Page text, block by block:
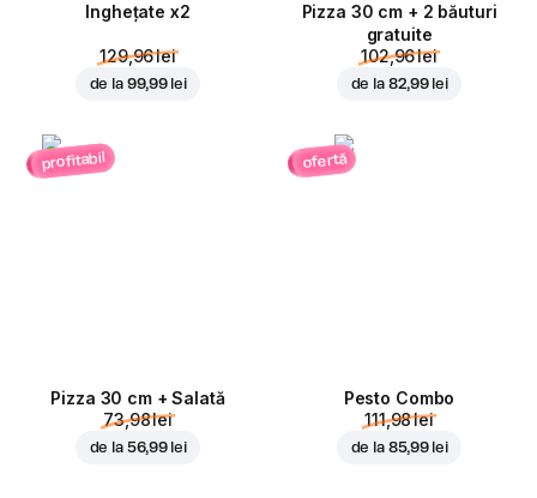
Inghețate x2
129,96 lei
de la 99,99 lei
Pizza 30 cm + 2 băuturi
gratuite
102,96 lei
de la 82,99 lei
profitabil
Pizza 30 cm + Salată
73,98 lei
de la 56,99 lei
ofertă
Pesto Combo
111,98 lei
de la 85,99 lei